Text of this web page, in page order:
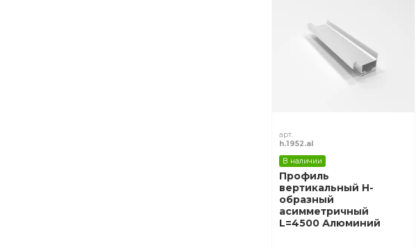
арт.
h.1952.al
В наличии
Профиль
вертикальный Н-
образный
асимметричный
L=4500 Алюминий